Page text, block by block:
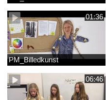
01:36
PM_Billedkunst
06:46